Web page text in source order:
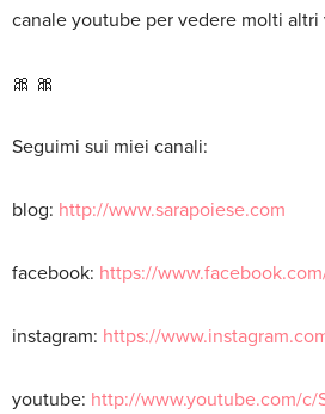
canale youtube per vedere molti altri
🎀 🎀
Seguimi sui miei canali:
blog: http://www.sarapoiese.com
facebook: https://
instagram: https://
youtube: http://www.youtube.com/c/